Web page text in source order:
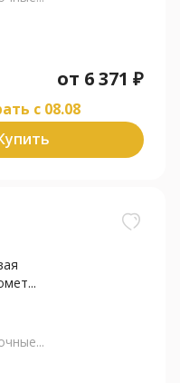
от 6 371 ₽
c 08.08